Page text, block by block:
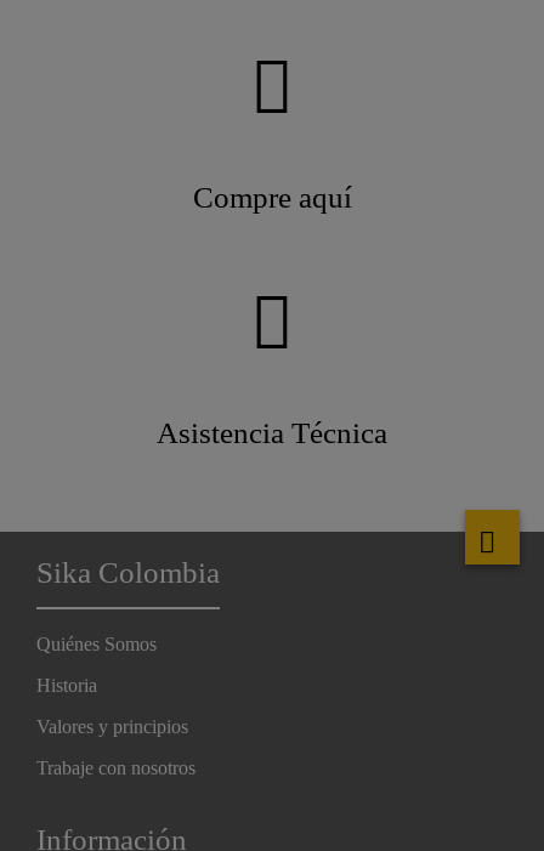
Compre aquí
Asistencia Técnica
Sika Colombia
Quiénes Somos
Historia
Valores y principios
Trabaje con nosotros
Información